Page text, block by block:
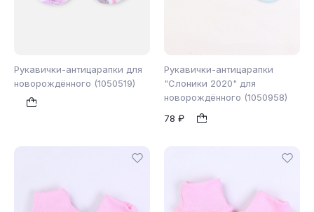
Рукавички-антицарапки для
новорождённого (1050519)
б/р
Рукавички-антицарапки
"Слоники 2020" для
новорождённого (1050958)
78 ₽